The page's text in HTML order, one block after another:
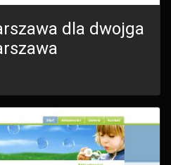
dla dwojga